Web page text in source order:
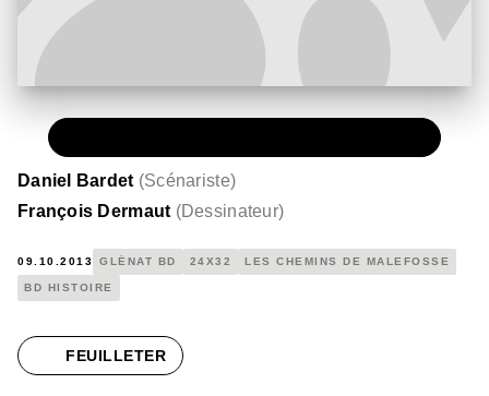
Daniel Bardet (Scénariste)
François Dermaut (Dessinateur)
09.10.2013 GLÉNAT BD 24X32 LES CHEMINS DE MALEFOSSE
BD HISTOIRE
FEUILLETER